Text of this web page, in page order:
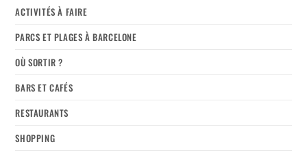
ACTIVITÉS À FAIRE
PARCS ET PLAGES À BARCELONE
OÙ SORTIR ?
BARS ET CAFÉS
RESTAURANTS
SHOPPING